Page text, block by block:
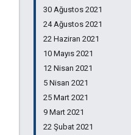
30 Ağustos 2021
24 Ağustos 2021
22 Haziran 2021
10 Mayıs 2021
12 Nisan 2021
5 Nisan 2021
25 Mart 2021
9 Mart 2021
22 Şubat 2021